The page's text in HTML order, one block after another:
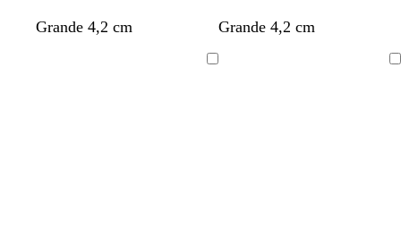
Grande 4,2 cm Grande 4,2 cm